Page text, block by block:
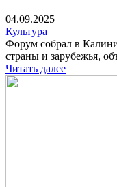
04.09.2025
Культура
Форум собрал в
страны и зарубежья,
Читать далее